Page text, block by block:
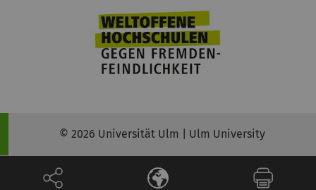
© 2026 Universität Ulm | Ulm University